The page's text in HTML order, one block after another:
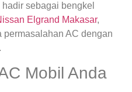
hadir sebagai bengkel
Elgrand Makasar,
AC dengan
Mobil Anda